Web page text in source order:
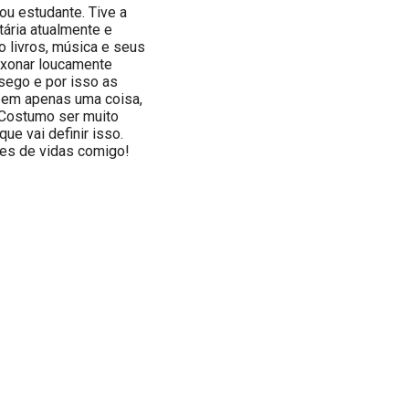
estudante. Tive a
atualmente e
livros, música e seus
loucamente
e por isso as
apenas uma coisa,
ser muito
vai definir isso.
de vidas comigo!